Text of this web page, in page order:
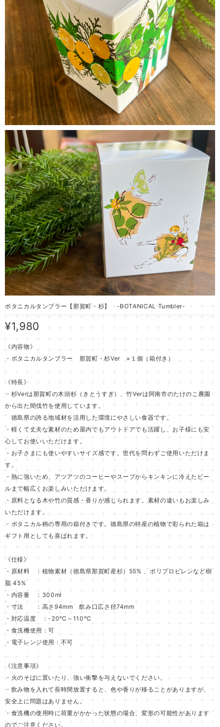
ボタニカルタンブラー【那賀町・杉】 -BOTANICAL Tumbler-
¥1,980
《内容物》
・ボタニカルタンブラー 那賀町・杉Ver ×１個（箱付き）
《特長》
・杉Verは那賀町の木頭杉（きとうすぎ）、竹Verは阿南市のたけのこ農園
から出た間伐竹を使用しています。
徳島県の誇る地域材を活用した環境にやさしい食器です。
・軽くて丈夫な素材のため屋内でもアウトドアでも活躍し、お子様にも安
心してお使いいただけます。
・お子さまにも使いやすいサイズ感です。世代を問わずご使用いただけま
す。
・熱に強いため、アツアツのコーヒーやスープからキンキンに冷えたビー
ルまで幅広くお楽しみいただけます。
・原料となる木や竹の質感・香りが感じられます。素材の違いもお楽しみ
いただけます。
・ボタニカル柄の専用の箱付きです。徳島県の特産の植物で彩られた箱は
ギフト用としても喜ばれます。
《仕様》
・原材料 ：植物素材（徳島県那賀町産杉）55% 、ポリプロピレンなど樹
脂 45%
・内容量 ：300ml
・寸法 ：高さ94mm 飲み口広さ径74mm
・対応温度 ：-20℃～110℃
・食洗機使用：可
・電子レンジ使用：不可
《注意事項》
・火のそばに置いたり、強い衝撃を与えないでください。
・飲み物を入れて長時間放置すると、色や香りが移ることがありますが、
安全上に問題はありません。
・食洗機の使用時に荷重がかかった状態の場合、変形の可能性があります
のでご注意ください。